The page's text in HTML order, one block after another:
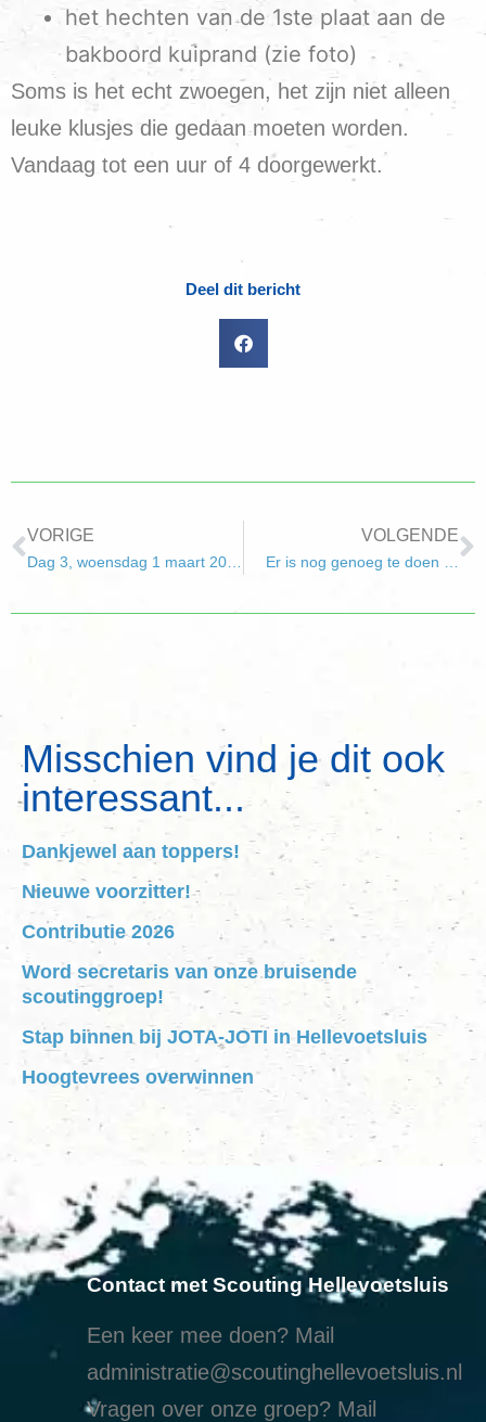
het hechten van de 1ste plaat aan de
bakboord kuiprand (zie foto)
Soms is het echt zwoegen, het zijn niet alleen
leuke klusjes die gedaan moeten worden.
Vandaag tot een uur of 4 doorgewerkt.
Deel dit bericht
VORIGE VOLGENDE
Er is nog genoeg te doen …
Misschien vind je dit ook
interessant...
Dankjewel aan toppers!
Nieuwe voorzitter!
Contributie 2026
Word secretaris van onze bruisende
scoutinggroep!
Stap binnen bij JOTA-JOTI in Hellevoetsluis
Hoogtevrees overwinnen
Contact met Scouting Hellevoetsluis
Een keer mee doen? Mail
administratie@scoutinghellevoetsluis.nl
Vragen over onze groep? Mail